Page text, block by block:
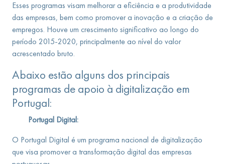
Esses programas visam melhorar a eficiência e a produtividade
das empresas, bem como promover a inovação e a criação de
empregos. Houve um crescimento significativo ao longo do
período 2015-2020, principalmente ao nível do valor
acrescentado bruto.
Abaixo estão alguns dos principais
programas de apoio à digitalização em
Portugal:
Portugal Digital:
O Portugal Digital é um programa nacional de digitalização
que visa promover a transformação digital das empresas